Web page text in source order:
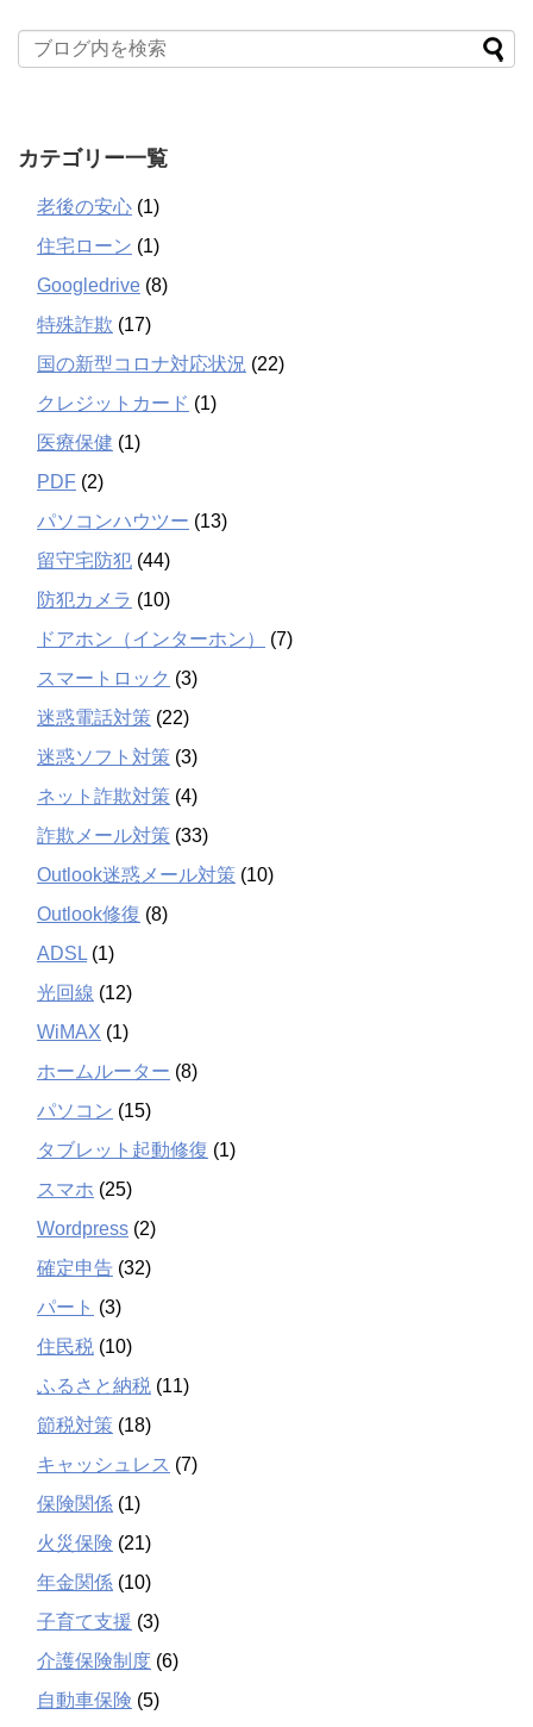
カテゴリー一覧
老後の安心 (1)
住宅ローン (1)
Googledrive (8)
特殊詐欺 (17)
国の新型コロナ対応状況 (22)
クレジットカード (1)
医療保健 (1)
PDF (2)
パソコンハウツー (13)
留守宅防犯 (44)
防犯カメラ (10)
ドアホン（インターホン）
(7)
スマートロック (3)
迷惑電話対策 (22)
迷惑ソフト対策 (3)
ネット詐欺対策 (4)
詐欺メール対策 (33)
Outlook迷惑メール対策 (10)
Outlook修復 (8)
ADSL (1)
光回線 (12)
WiMAX (1)
ホームルーター (8)
パソコン (15)
タブレット起動修復 (1)
スマホ (25)
Wordpress (2)
確定申告 (32)
パート (3)
住民税 (10)
ふるさと納税 (11)
節税対策 (18)
キャッシュレス (7)
保険関係 (1)
火災保険 (21)
年金関係 (10)
子育て支援 (3)
介護保険制度 (6)
自動車保険 (5)